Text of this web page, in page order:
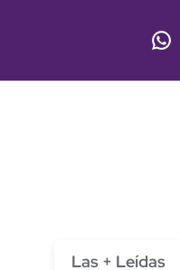
Las + Leídas